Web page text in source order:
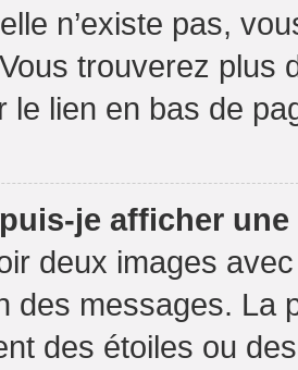
n’existe pas,
trouverez plus
le lien en bas de
je afficher
deux images
des messages. La
des étoiles ou